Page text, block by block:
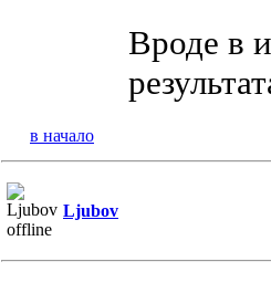
Вроде в
в начало
Ljubov